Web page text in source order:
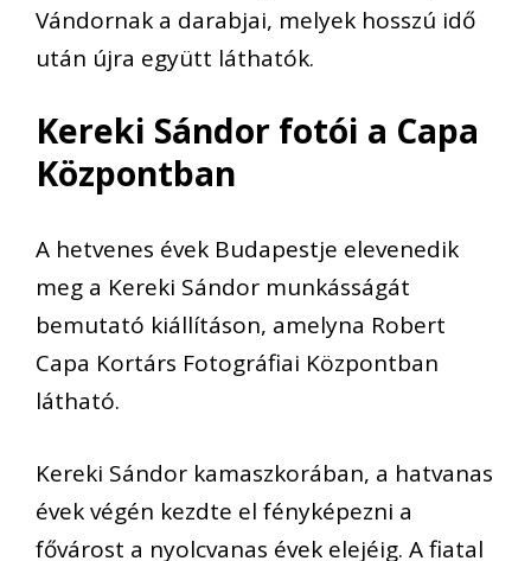
Vándornak a darabjai, melyek hosszú idő
után újra együtt láthatók.
Kereki Sándor fotói a Capa
Központban
A hetvenes évek Budapestje elevenedik
meg a Kereki Sándor munkásságát
bemutató kiállításon, amelyna Robert
Capa Kortárs Fotográfiai Központban
látható.
Kereki Sándor kamaszkorában, a hatvanas
évek végén kezdte el fényképezni a
fővárost a nyolcvanas évek elejéig. A fiatal